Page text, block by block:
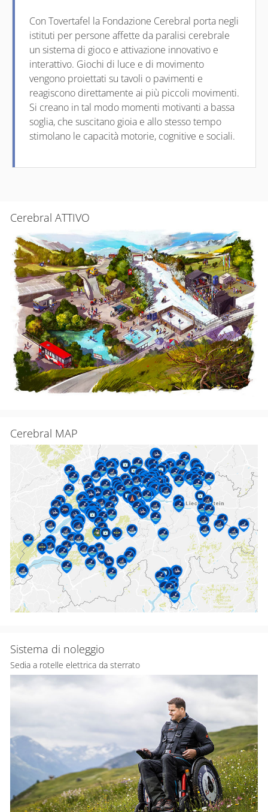
Cerebral ATTIVO
Cerebral MAP
Sistema di noleggio
Sedia a rotelle elettrica da sterrato
Con Tovertafel la Fondazione Cerebral porta negli
istituti per persone affette da paralisi cerebrale
un sistema di gioco e attivazione innovativo e
interattivo. Giochi di luce e di movimento
vengono proiettati su tavoli o pavimenti e
reagiscono direttamente ai più piccoli movimenti.
Si creano in tal modo momenti motivanti a bassa
soglia, che suscitano gioia e allo stesso tempo
stimolano le capacità motorie, cognitive e sociali.